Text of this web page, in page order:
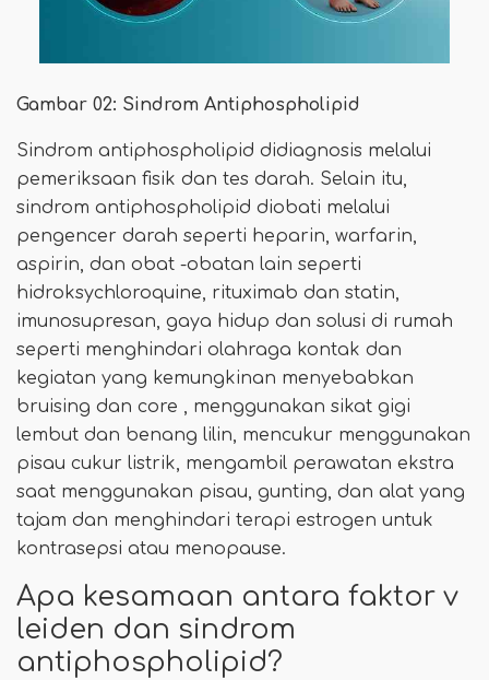
Gambar 02: Sindrom Antiphospholipid
Sindrom antiphospholipid didiagnosis melalui
pemeriksaan fisik dan tes darah. Selain itu,
sindrom antiphospholipid diobati melalui
pengencer darah seperti heparin, warfarin,
aspirin, dan obat -obatan lain seperti
hidroksychloroquine, rituximab dan statin,
imunosupresan, gaya hidup dan solusi di rumah
seperti menghindari olahraga kontak dan
kegiatan yang kemungkinan menyebabkan
bruising dan core , menggunakan sikat gigi
lembut dan benang lilin, mencukur menggunakan
pisau cukur listrik, mengambil perawatan ekstra
saat menggunakan pisau, gunting, dan alat yang
tajam dan menghindari terapi estrogen untuk
kontrasepsi atau menopause.
Apa kesamaan antara faktor v
leiden dan sindrom
antiphospholipid?